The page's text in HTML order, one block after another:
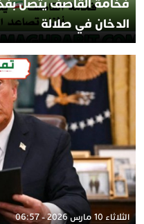
فخامة القاصف يتصل
الدخان في صلالة
الثلاثاء 10 مارس 2026 - 06:57